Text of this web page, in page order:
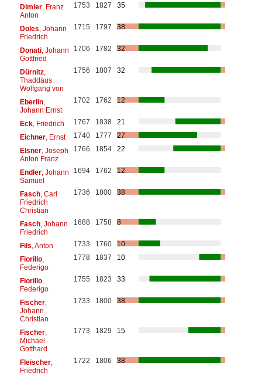
Dimler, Franz
Anton
1753 1827 35
Doles , Johann
Friedrich
1715 1797 38
Donati, Johann
Gottfried
1706 1782 32
Dürnitz,
Thaddäus
Wolfgang von
1756 1807 32
Eberlin,
Johann Ernst
1702 1762 12
Eck, Friedrich 1767 1838
21
Eichner, Ernst 1740 1777
27
Elsner, Joseph
Anton Franz
1766 1854 22
Endler, Johann
Samuel
1694 1762 12
Fasch, Carl
Friedrich
Christian
1736 1800 38
Fasch, Johann
Friedrich
1688 1758 8
Fils , Anton 1733 1760
10
Fiorillo,
Federigo
1778 1837 10
Fiorillo,
Federigo
1755 1823 33
Fischer,
Johann
Christian
1733 1800 38
Fischer,
Michael
Gotthard
1773 1829 15
Fleischer,
Friedrich
1722 1806 38